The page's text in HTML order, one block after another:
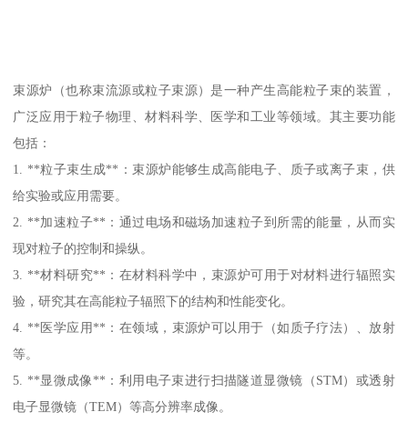
束源炉（也称束流源或粒子束源）是一种产生高能粒子束的装置，
广泛应用于粒子物理、材料科学、医学和工业等领域。其主要功能
包括：
1. **粒子束生成**：束源炉能够生成高能电子、质子或离子束，供
给实验或应用需要。
2. **加速粒子**：通过电场和磁场加速粒子到所需的能量，从而实
现对粒子的控制和操纵。
3. **材料研究**：在材料科学中，束源炉可用于对材料进行辐照实
验，研究其在高能粒子辐照下的结构和性能变化。
4. **医学应用**：在领域，束源炉可以用于（如质子疗法）、放射
等。
5. **显微成像**：利用电子束进行扫描隧道显微镜（STM）或透射
电子显微镜（TEM）等高分辨率成像。